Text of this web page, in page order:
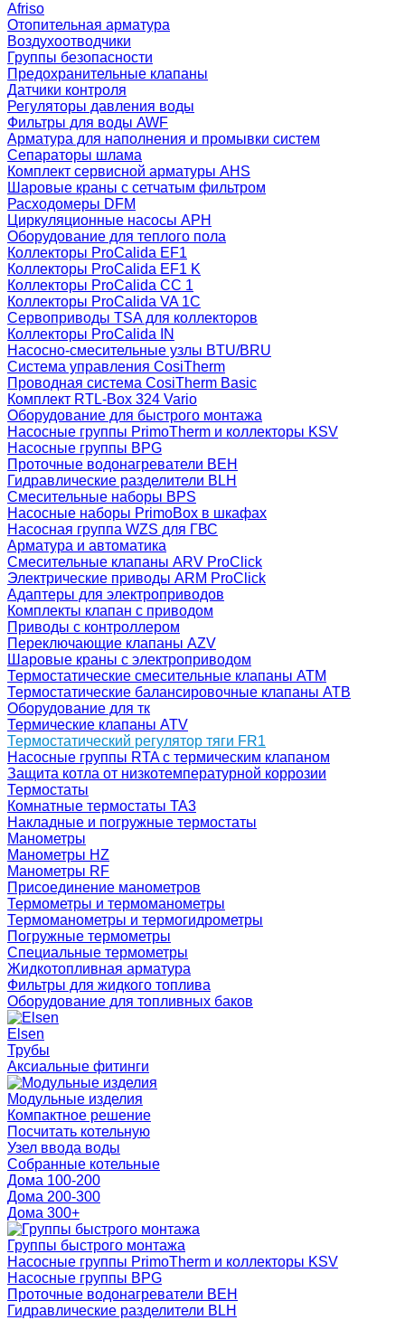
Afriso
Отопительная арматура
Воздухоотводчики
Группы безопасности
Предохранительные клапаны
Датчики контроля
Регуляторы давления воды
Фильтры для воды AWF
Арматура для наполнения и промывки систем
Сепараторы шлама
Комплект сервисной арматуры AHS
Шаровые краны с сетчатым фильтром
Расходомеры DFM
Циркуляционные насосы APH
Оборудование для теплого пола
Коллекторы ProCalida EF1
Коллекторы ProCalida EF1 K
Коллекторы ProCalida CC 1
Коллекторы ProCalida VA 1C
Сервоприводы TSA для коллекторов
Коллекторы ProCalida IN
Насосно-смесительные узлы BTU/BRU
Система управления CosiTherm
Проводная система CosiTherm Basic
Комплект RTL‑Box 324 Vario
Оборудование для быстрого монтажа
Насосные группы PrimoTherm и коллекторы KSV
Насосные группы BPG
Проточные водонагреватели BEH
Гидравлические разделители BLH
Смесительные наборы BPS
Насосные наборы PrimoBox в шкафах
Насосная группа WZS для ГВС
Арматура и автоматика
Смесительные клапаны ARV ProClick
Электрические приводы ARM ProClick
Адаптеры для электроприводов
Комплекты клапан с приводом
Приводы с контроллером
Переключающие клапаны AZV
Шаровые краны с электроприводом
Термостатические смесительные клапаны ATM
Термостатические балансировочные клапаны ATB
Оборудование для тк
Термические клапаны ATV
Термостатический регулятор тяги FR1
Насосные группы RTA с термическим клапаном
Защита котла от низкотемпературной коррозии
Термостаты
Комнатные термостаты TA3
Накладные и погружные термостаты
Манометры
Манометры HZ
Манометры RF
Присоединение манометров
Термометры и термоманометры
Термоманометры и термогидрометры
Погружные термометры
Специальные термометры
Жидкотопливная арматура
Фильтры для жидкого топлива
Оборудование для топливных баков
Elsen
Трубы
Аксиальные фитинги
Модульные изделия
Компактное решение
Посчитать котельную
Узел ввода воды
Собранные котельные
Дома 100-200
Дома 200-300
Дома 300+
Группы быстрого монтажа
Насосные группы PrimoTherm и коллекторы KSV
Насосные группы BPG
Проточные водонагреватели BEH
Гидравлические разделители BLH